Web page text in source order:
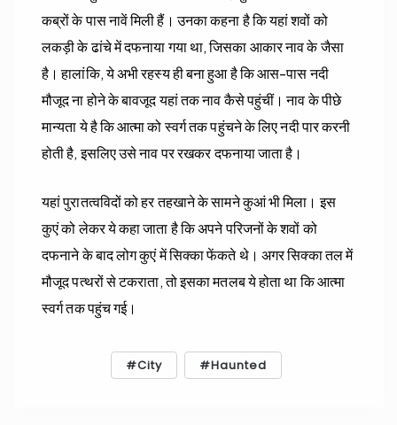
कब्रों के पास नावें मिली हैं। उनका कहना है कि यहां शवों को
लकड़ी के ढांचे में दफनाया गया था, जिसका आकार नाव के जैसा
है। हालांकि, ये अभी रहस्य ही बना हुआ है कि आस-पास नदी
मौजूद ना होने के बावजूद यहां तक नाव कैसे पहुंचीं। नाव के पीछे
मान्यता ये है कि आत्मा को स्वर्ग तक पहुंचने के लिए नदी पार करनी
होती है, इसलिए उसे नाव पर रखकर दफनाया जाता है।
यहां पुरातत्वविदों को हर तहखाने के सामने कुआं भी मिला। इस
कुएं को लेकर ये कहा जाता है कि अपने परिजनों के शवों को
दफनाने के बाद लोग कुएं में सिक्का फेंकते थे। अगर सिक्का तल में
मौजूद पत्थरों से टकराता, तो इसका मतलब ये होता था कि आत्मा
स्वर्ग तक पहुंच गई।
City Haunted